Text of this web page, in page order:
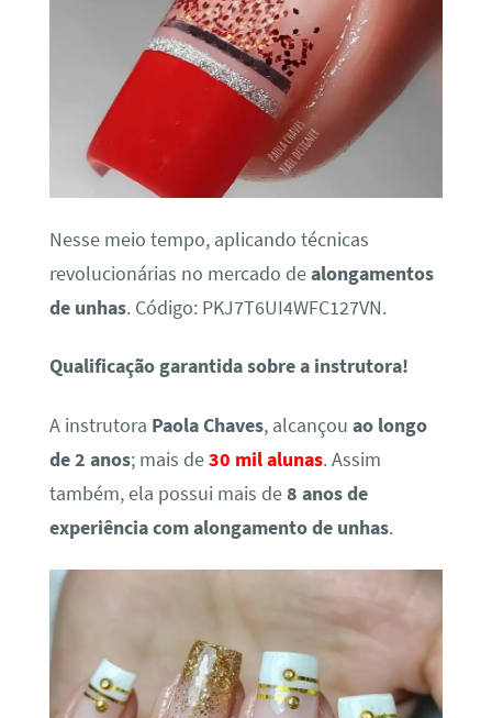
Nesse meio tempo, aplicando técnicas
revolucionárias no mercado dealongamentos
de unhas. Código: PKJ7T6UI4WFC127VN.
Qualificação garantida sobre a instrutora!
A instrutora Paola Chaves, alcançou ao longo
de 2 anos; mais de30 mil alunas. Assim
também, ela possui mais de8 anos de
experiência com alongamento de unhas.